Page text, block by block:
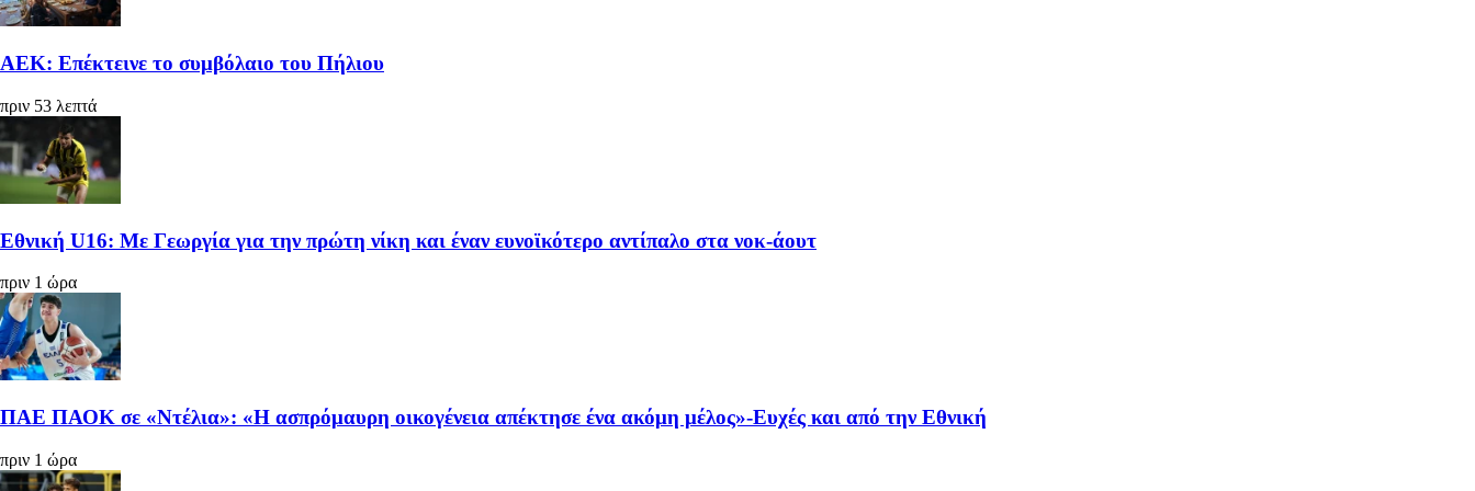
ΑΕΚ: Επέκτεινε το συμβόλαιο του Πήλιου
πριν 53 λεπτά
Εθνική U16: Με Γεωργία για την πρώτη νίκη και έναν ευνοϊκότερο αντίπαλο στα νοκ-άουτ
πριν 1 ώρα
ΠΑΕ ΠΑΟΚ σε «Ντέλια»: «Η ασπρόμαυρη οικογένεια απέκτησε ένα ακόμη μέλος»-Ευχές και από την Εθνική
πριν 1 ώρα